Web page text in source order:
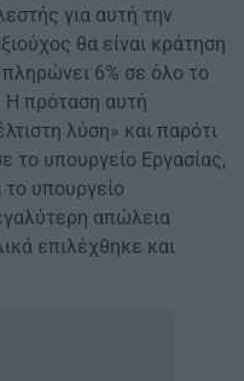
για αυτή την
θα είναι κράτηση
6% σε όλο το
Η πρόταση αυτή
λύση» και παρότι
το υπουργείο Εργασίας,
υπουργείο
απώλεια
επιλέχθηκε και